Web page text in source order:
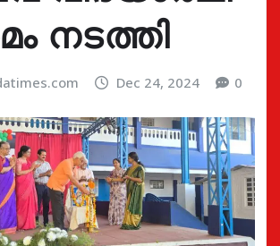
നടത്തി
Dec 24, 2024 0